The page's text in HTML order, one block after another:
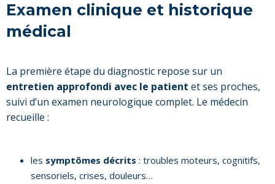
Examen clinique et historique
médical
La première étape du diagnostic repose sur un
entretien approfondi avec le patient et ses proches,
suivi d’un examen neurologique complet. Le médecin
recueille :
les symptômes décrits : troubles moteurs, cognitifs,
sensoriels, crises, douleurs…